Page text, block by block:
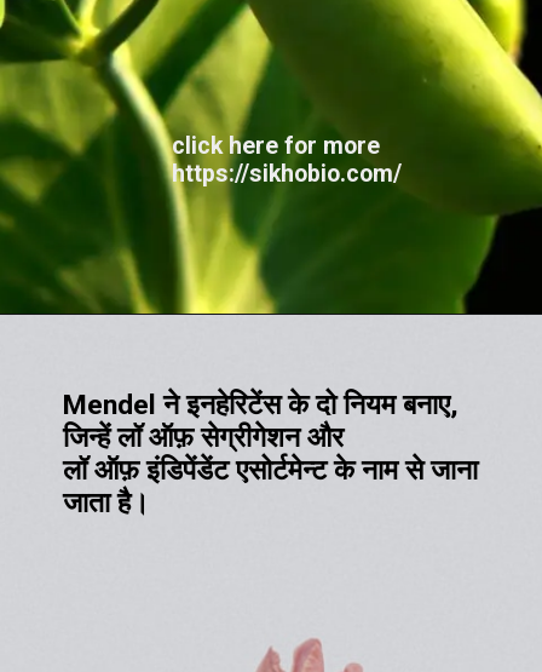
click here for more
https://sikhobio.com/
Mendel ने इनहेरिटेंस के दो नियम बनाए,
जिन्हें लॉ ऑफ़ सेग्रीगेशन और
लॉ ऑफ़ इंडिपेंडेंट एसोर्टमेन्ट के नाम से जाना
जाता है।